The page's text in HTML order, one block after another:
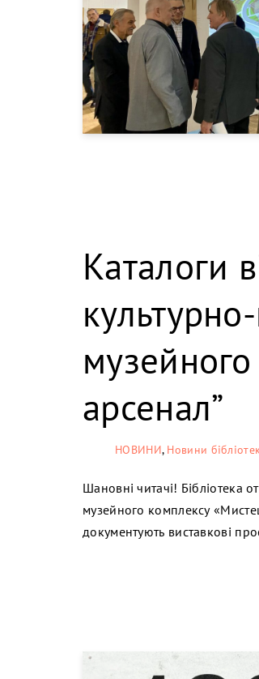
Каталоги
арсенал”
НОВИНИ, Новини
Шановні читачі! Бібліотека
музейного комплексу
документують виставкові